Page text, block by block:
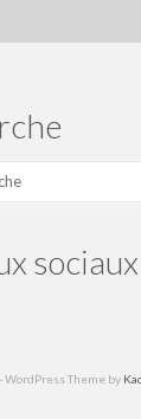
sociaux
WordPress Theme by